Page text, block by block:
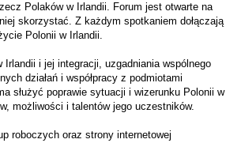
Polaków w Irlandii. Forum jest otwarte na
skorzystać. Z każdym spotkaniem dołączają
Polonii w Irlandii.
i jej integracji, uzgadniania wspólnego
działań i współpracy z podmiotami
służyć poprawie sytuacji i wizerunku Polonii w
możliwości i talentów jego uczestników.
roboczych oraz strony internetowej